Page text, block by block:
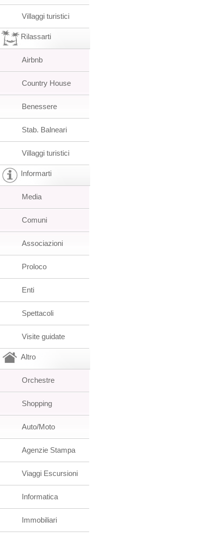
Villaggi turistici
Rilassarti
Airbnb
Country House
Benessere
Stab. Balneari
Villaggi turistici
Informarti
Media
Comuni
Associazioni
Proloco
Enti
Spettacoli
Visite guidate
Altro
Orchestre
Shopping
Auto/Moto
Agenzie Stampa
Viaggi Escursioni
Informatica
Immobiliari